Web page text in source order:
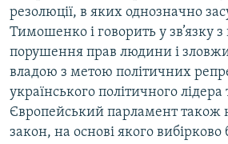
резолюції, в яких однозначно
Тимошенко і говорить у зв’язку
порушення прав людини і
владою з метою політичних
українського політичного лідера
Європейський парламент також
закон, на основі якого вибірково